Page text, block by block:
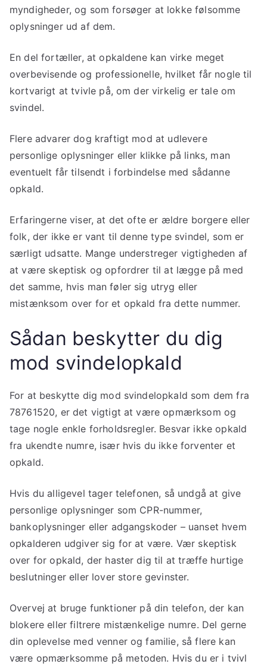
myndigheder, og som forsøger at lokke følsomme
oplysninger ud af dem.
En del fortæller, at opkaldene kan virke meget
overbevisende og professionelle, hvilket får nogle til
kortvarigt at tvivle på, om der virkelig er tale om
svindel.
Flere advarer dog kraftigt mod at udlevere
personlige oplysninger eller klikke på links, man
eventuelt får tilsendt i forbindelse med sådanne
opkald.
Erfaringerne viser, at det ofte er ældre borgere eller
folk, der ikke er vant til denne type svindel, som er
særligt udsatte. Mange understreger vigtigheden af
at være skeptisk og opfordrer til at lægge på med
det samme, hvis man føler sig utryg eller
mistænksom over for et opkald fra dette nummer.
Sådan beskytter du dig
mod svindelopkald
For at beskytte dig mod svindelopkald som dem fra
78761520, er det vigtigt at være opmærksom og
tage nogle enkle forholdsregler. Besvar ikke opkald
fra ukendte numre, især hvis du ikke forventer et
opkald.
Hvis du alligevel tager telefonen, så undgå at give
personlige oplysninger som CPR-nummer,
bankoplysninger eller adgangskoder – uanset hvem
opkalderen udgiver sig for at være. Vær skeptisk
over for opkald, der haster dig til at træffe hurtige
beslutninger eller lover store gevinster.
Overvej at bruge funktioner på din telefon, der kan
blokere eller filtrere mistænkelige numre. Del gerne
din oplevelse med venner og familie, så flere kan
være opmærksomme på metoden. Hvis du er i tvivl